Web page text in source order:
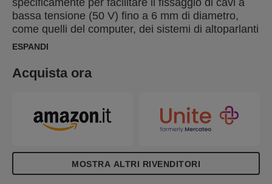
specificamente per facilitare il fissaggio di cavi a
bassa tensione (50 V) fino a 6 mm di diametro,
come quelli del computer, dei sistemi di altoparlanti
o cavi ethernet. Le nostre graffette a corona
lunghezza della gamba di 14 mm e una larghezza
di 7,7 mm. Le gambe forniscono una penetrazione
fanno sì che le gambe vadano in direzioni opposte,
creando un legame forte e a lunga durata. La
nostra gamma completa di strumenti e punti
metallici è codificata a colori e contrassegnata da
icone per facilitare la ricerca dei loro materiali di
consumo più consoni al tuo lavoro. Suggerimento
ESPANDI
Acquista ora
MOSTRA ALTRI RIVENDITORI